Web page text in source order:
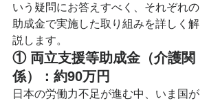
いう疑問にお答えすべく、それぞれの
助成金で実施した取り組みを詳しく解
説します。
① 両立支援等助成金（介護関
係）：約90万円
日本の労働力不足が進む中、いま国が